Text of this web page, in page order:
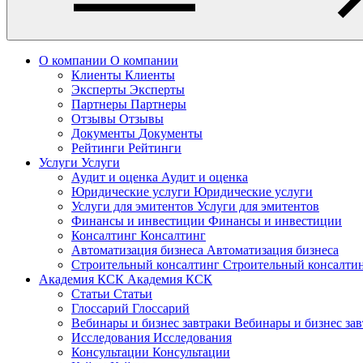
О компании О компании
Клиенты Клиенты
Эксперты Эксперты
Партнеры Партнеры
Отзывы Отзывы
Документы Документы
Рейтинги Рейтинги
Услуги Услуги
Аудит и оценка Аудит и оценка
Юридические услуги Юридические услуги
Услуги для эмитентов Услуги для эмитентов
Финансы и инвестиции Финансы и инвестиции
Консалтинг Консалтинг
Автоматизация бизнеса Автоматизация бизнеса
Строительный консалтинг Строительный
Академия КСК Академия КСК
Статьи Статьи
Глоссарий Глоссарий
Вебинары и бизнес завтраки Вебинары и бизнес
Исследования Исследования
Консультации Консультации